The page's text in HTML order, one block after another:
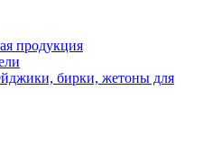
продукция
бирки, жетоны для